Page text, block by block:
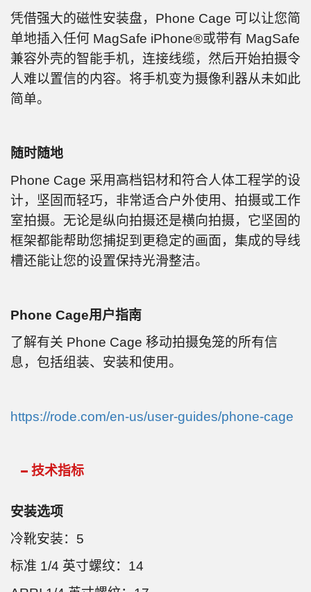
凭借强大的磁性安装盘，Phone Cage 可以让您简
单地插入任何 MagSafe iPhone®或带有 MagSafe
兼容外壳的智能手机，连接线缆，然后开始拍摄令
人难以置信的内容。将手机变为摄像利器从未如此
简单。
随时随地
Phone Cage 采用高档铝材和符合人体工程学的设
计，坚固而轻巧，非常适合户外使用、拍摄或工作
室拍摄。无论是纵向拍摄还是横向拍摄，它坚固的
框架都能帮助您捕捉到更稳定的画面，集成的导线
槽还能让您的设置保持光滑整洁。
Phone Cage用户指南
了解有关 Phone Cage 移动拍摄兔笼的所有信
息，包括组装、安装和使用。
https://rode.com/en-us/user-guides/phone-cage
技术指标
安装选项
冷靴安装：5
标准 1/4 英寸螺纹：14